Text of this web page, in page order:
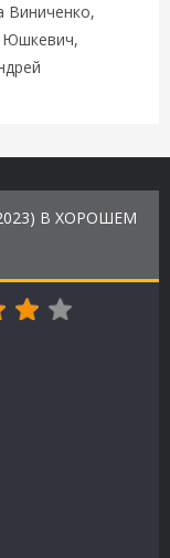
Виниченко,
Юшкевич,
В ХОРОШЕМ